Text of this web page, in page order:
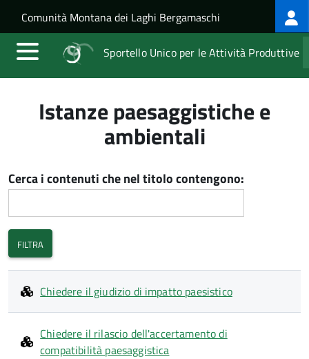
Salta al contenuto principale
Skip to site navigation
Comunità Montana dei Laghi Bergamaschi
Sportello Unico per le Attività Produttive
Istanze paesaggistiche e
ambientali
Cerca i contenuti che nel titolo contengono:
Chiedere il giudizio di impatto paesistico
Chiedere il rilascio dell'accertamento di
compatibilità paesaggistica